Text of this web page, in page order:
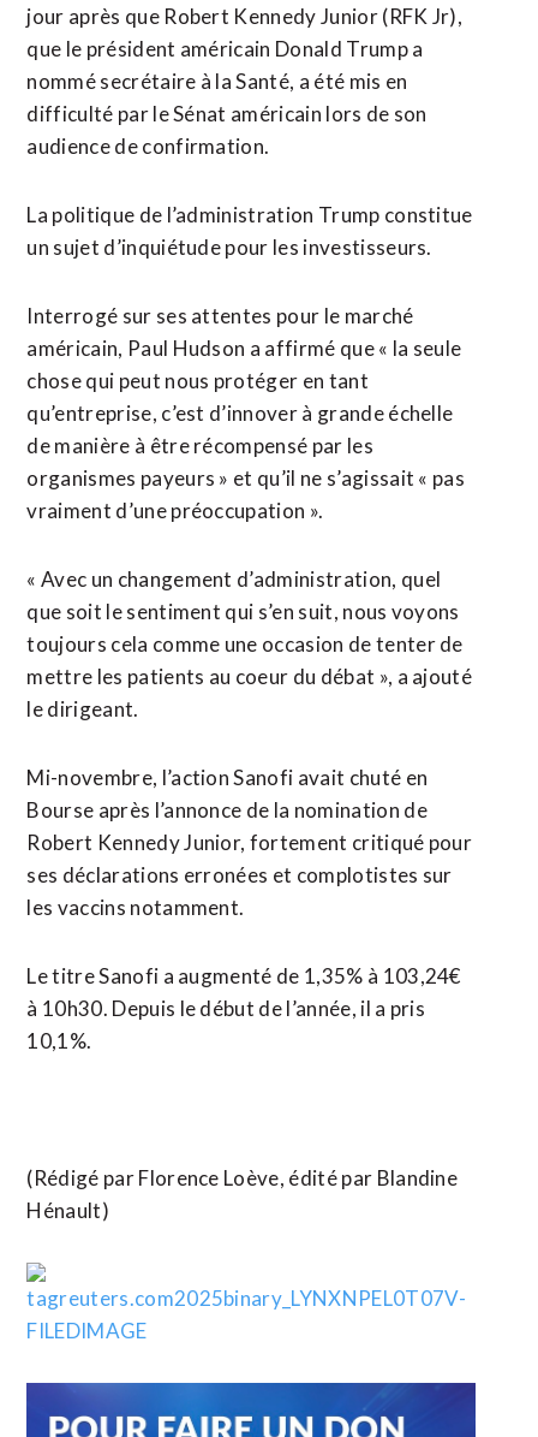
jour après que Robert Kennedy Junior (RFK Jr),
que le président américain Donald Trump a
nommé secrétaire à la Santé, a été mis en
difficulté par le Sénat américain lors de son
audience de confirmation.
La politique de l’administration Trump constitue
un sujet d’inquiétude pour les investisseurs.
Interrogé sur ses attentes pour le marché
américain, Paul Hudson a affirmé que « la seule
chose qui peut nous protéger en tant
qu’entreprise, c’est d’innover à grande échelle
de manière à être récompensé par les
organismes payeurs » et qu’il ne s’agissait « pas
vraiment d’une préoccupation ».
« Avec un changement d’administration, quel
que soit le sentiment qui s’en suit, nous voyons
toujours cela comme une occasion de tenter de
mettre les patients au coeur du débat », a ajouté
le dirigeant.
Mi-novembre, l’action Sanofi avait chuté en
Bourse après l’annonce de la nomination de
Robert Kennedy Junior, fortement critiqué pour
ses déclarations erronées et complotistes sur
les vaccins notamment.
Le titre Sanofi a augmenté de 1,35% à 103,24€
à 10h30. Depuis le début de l’année, il a pris
10,1%.
(Rédigé par Florence Loève, édité par Blandine
Hénault)